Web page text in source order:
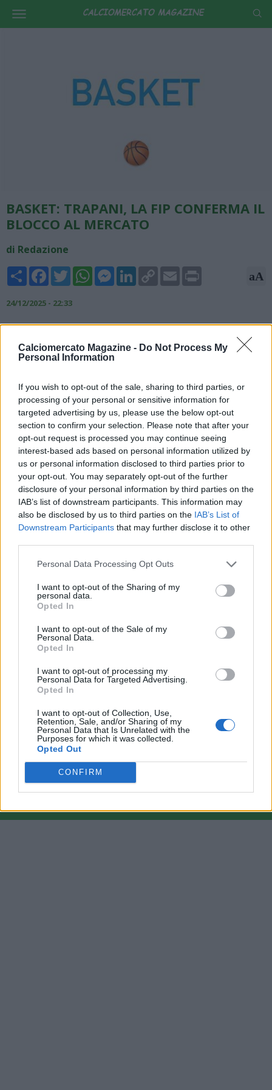
Calciomercato Magazine - Do Not Process My
Personal Information
If you wish to opt-out of the sale, sharing to third parties, or
processing of your personal or sensitive information for
targeted advertising by us, please use the below opt-out
section to confirm your selection. Please note that after your
opt-out request is processed you may continue seeing
interest-based ads based on personal information utilized by
us or personal information disclosed to third parties prior to
your opt-out. You may separately opt-out of the further
disclosure of your personal information by third parties on the
IAB’s list of downstream participants. This information may
also be disclosed by us to third parties on the IAB’s List of
Downstream Participants that may further disclose it to other
Personal Data Processing Opt Outs
I want to opt-out of the Sharing of my
personal data.
Opted In
I want to opt-out of the Sale of my
Personal Data.
Opted In
I want to opt-out of processing my
Personal Data for Targeted Advertising.
Opted In
I want to opt-out of Collection, Use,
Retention, Sale, and/or Sharing of my
Personal Data that Is Unrelated with the
Purposes for which it was collected.
Opted Out
CONFIRM
BASKET: TRAPANI, LA FIP CONFERMA IL
BLOCCO AL MERCATO
di Redazione
Share FacebookTwitterWhatsAppMessengerLinkedInCopy
Link
Email aA
24/12/2025 - 22:33
Il caso Trapani continua a tenere banco in Lega Basket. La FIP
ha comunicato che il club siciliano ha saldato le incombenze
fiscali relative al mese di dicembre, ma ha altresì confermato il
pregressi con l’erario e una vertenza aperta con la
Commissione Vertenze arbitrali. Il presidente Valerio Antonini,
però, sui social professa grande ottimismo
Il materiale (testo, foto e video) consultabile in questo portale è di nostra proprietà.
Alcune foto (screenshot) ed articoli presenti su "Calciomercato Magazine" sono in parte
comunicati stampa con immagini e testi allegati ed autorizzati alla pubblicazione, e
quindi valutati di pubblico dominio. Se i soggetti o gli autori avessero qualcosa in
contrario alla pubblicazione, non avranno che da segnalarlo alla redazione (indirizzo
redazione@napolimagazine.com), che provvederà prontamente alla rimozione.
"Calciomercato Magazine" non è una testata giornalistica, ma un sito di informazione di